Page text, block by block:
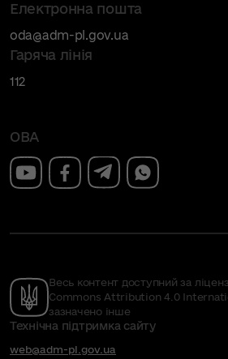
Електронна пошта
oda@adm-pl.gov.ua
Гаряча лінія
112
ОВА
Весь контент доступний за
Commons Attribution 4.0
зазначено інше
Технічна підтримка сайту
web@adm-pl.gov.ua